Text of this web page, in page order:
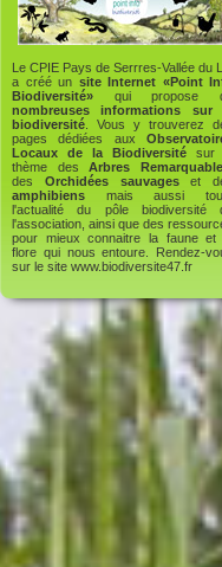
Le CPIE Pays de Serrres-Vallée du
a créé un site Internet «Point
Biodiversité» qui propose
nombreuses informations sur
biodiversité . Vous y trouverez
pages dédiées aux
Locaux de la Biodiversité sur
thème desArbres
des Orchidées sauvageset
amphibiens mais aussi
l'actualité du pôle biodiversité
l'association, ainsi que des
pour mieux connaitre la faune et
flore qui nous entoure. Rendez-
sur le site www.biodiversite47.fr